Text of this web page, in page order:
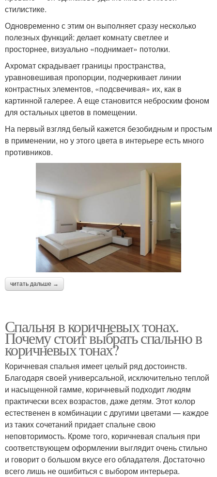
стилистике.
Одновременно с этим он выполняет сразу несколько
полезных функций: делает комнату светлее и
просторнее, визуально «поднимает» потолки.
Ахромат скрадывает границы пространства,
уравновешивая пропорции, подчеркивает линии
контрастных элементов, «подсвечивая» их, как в
картинной галерее. А еще становится неброским фоном
для остальных цветов в помещении.
На первый взгляд белый кажется безобидным и простым
в применении, но у этого цвета в интерьере есть много
противников.
читать дальше →
Спальня в коричневых тонах.
Почему стоит выбрать спальню в
коричневых тонах?
Коричневая спальня имеет целый ряд достоинств.
Благодаря своей универсальной, исключительно теплой
и насыщенной гамме, коричневый подходит людям
практически всех возрастов, даже детям. Этот колор
естественен в комбинации с другими цветами — каждое
из таких сочетаний придает спальне свою
неповторимость. Кроме того, коричневая спальня при
соответствующем оформлении выглядит очень стильно
и говорит о большом вкусе его обладателя. Достаточно
всего лишь не ошибиться с выбором интерьера.